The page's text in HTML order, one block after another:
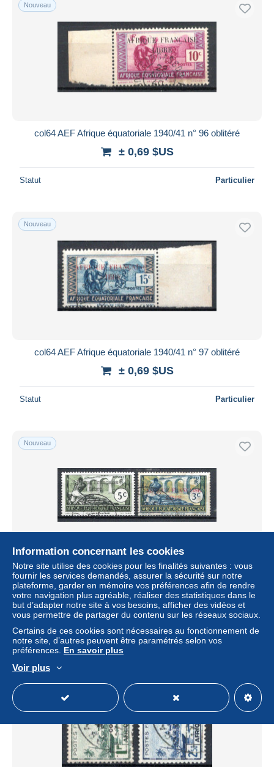
Nouveau
col64 AEF Afrique équatoriale 1940/41 n° 96 oblitéré
± 0,69 $US
Statut Particulier
Nouveau
col64 AEF Afrique équatoriale 1940/41 n° 97 oblitéré
± 0,69 $US
Statut Particulier
Nouveau
col64 AEF Afrique équatoriale 1940/41 n° 94 & 95 oblitéré
± 1,39 $US
Statut Particulier
Information concernant les cookies
Notre site utilise des cookies pour les finalités suivantes : vous
fournir les services demandés, assurer la sécurité sur notre
plateforme, garder en mémoire vos préférences afin de rendre
votre navigation plus agréable, réaliser des statistiques dans le
but d’adapter notre site à vos besoins, afficher des vidéos et
vous permettre de partager du contenu sur les réseaux sociaux.
Certains de ces cookies sont nécessaires au fonctionnement de
notre site, d’autres peuvent être paramétrés selon vos
préférences. En savoir plus
Voir plus